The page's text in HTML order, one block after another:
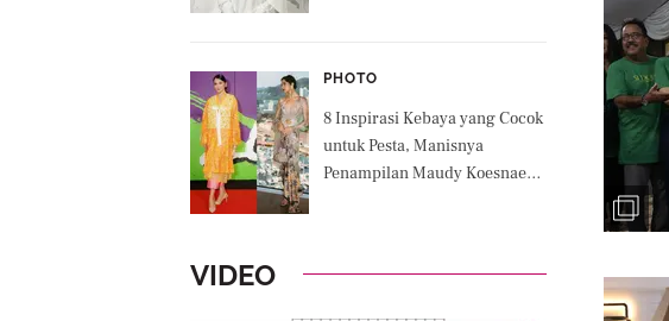
PHOTO
8 Inspirasi Kebaya yang Cocok
untuk Pesta, Manisnya
Penampilan Maudy Koesnaedi
VIDEO